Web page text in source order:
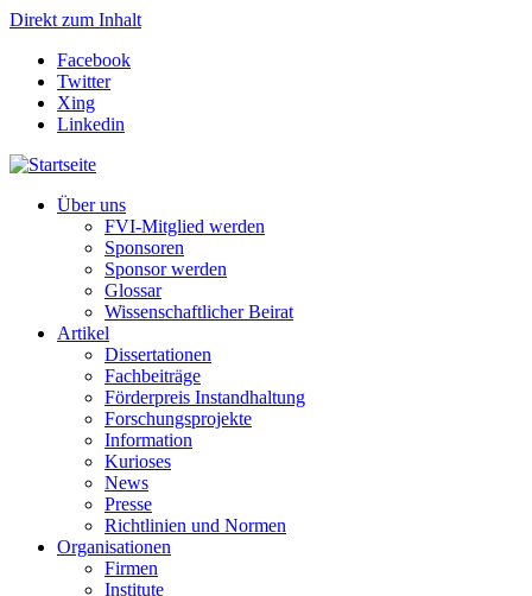
Direkt zum Inhalt
Facebook
Twitter
Xing
Linkedin
Über uns
FVI-Mitglied werden
Sponsoren
Sponsor werden
Glossar
Wissenschaftlicher Beirat
Artikel
Dissertationen
Fachbeiträge
Förderpreis Instandhaltung
Forschungsprojekte
Information
Kurioses
News
Presse
Richtlinien und Normen
Organisationen
Firmen
Institute